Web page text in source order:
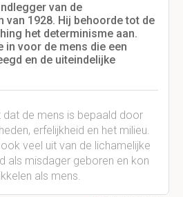
van de
van 1928. Hij behoorde tot de
het determinisme aan.
in voor de mens die een
en de uiteindelijke
dat de mens is bepaald door
erfelijkheid en het milieu.
veel uit van de lichamelijke
als misdager geboren en kon
als mens.